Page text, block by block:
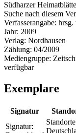
Südharzer
Suche nach diesem
Verfasserangabe: hrsg.
Jahr: 2009
Verlag: Nordhausen
Zählung: 04/2009
Mediengruppe:
verfügbar
Exemplare
Signatur
Signatur: